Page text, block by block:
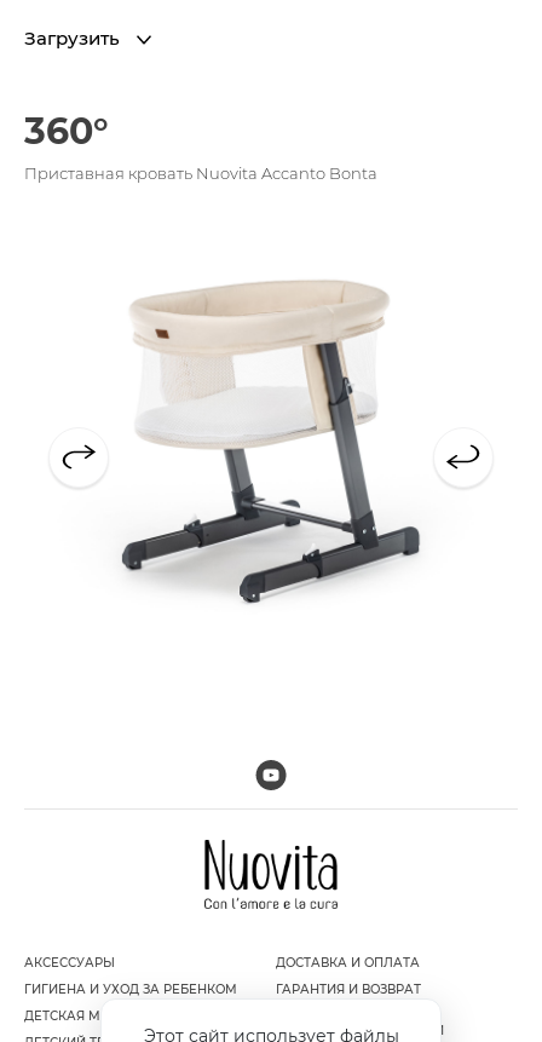
Загрузить
360°
Приставная кровать Nuovita Accanto Bonta
АКСЕССУАРЫ
ГИГИЕНА И УХОД ЗА РЕБЕНКОМ
ДЕТСКАЯ МЕБЕЛЬ
ДОСТАВКА И ОПЛАТА
ГАРАНТИЯ И ВОЗВРАТ
КОНФИДЕНЦИАЛЬНОСТИ
Этот сайт использует файлы